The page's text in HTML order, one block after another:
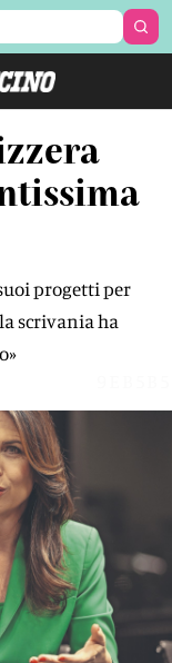
progetti per
scrivania ha